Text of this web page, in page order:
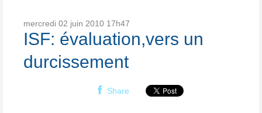
mercredi 02 juin 2010 17h47
ISF: évaluation,vers un
durcissement
Share